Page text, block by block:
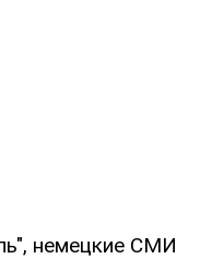
немецкие СМИ